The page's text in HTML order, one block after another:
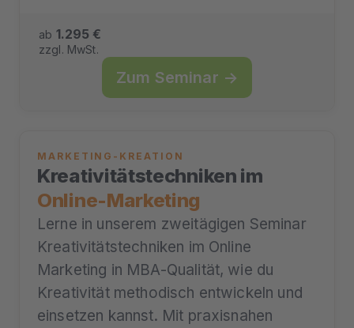
ab 1.295 €
zzgl. MwSt.
Zum Seminar →
MARKETING-KREATION
Kreativitätstechniken im
Online-Marketing
Lerne in unserem zweitägigen Seminar
Kreativitätstechniken im Online
Marketing in MBA-Qualität, wie du
Kreativität methodisch entwickeln und
einsetzen kannst. Mit praxisnahen